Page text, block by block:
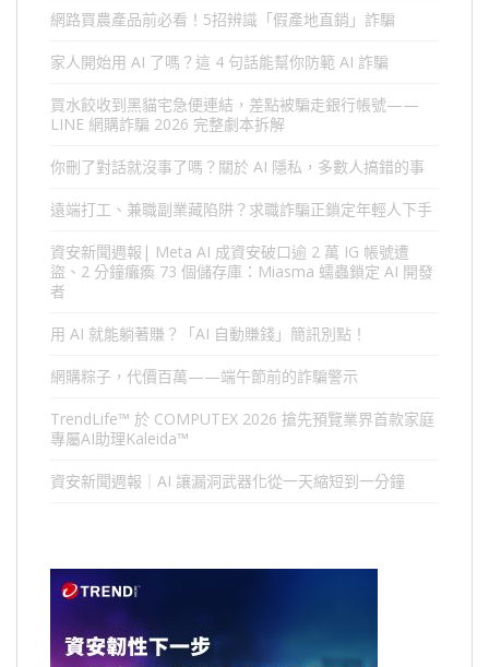
網路買農產品前必看！5招辨識「假產地直銷」詐騙
家人開始用 AI 了嗎？這 4 句話能幫你防範 AI 詐騙
買水餃收到黑貓宅急便連結，差點被騙走銀行帳號——
LINE 網購詐騙 2026 完整劇本拆解
你刪了對話就沒事了嗎？關於 AI 隱私，多數人搞錯的事
遠端打工、兼職副業藏陷阱？求職詐騙正鎖定年輕人下手
資安新聞週報| Meta AI 成資安破口逾 2 萬 IG 帳號遭
盜、2 分鐘癱瘓 73 個儲存庫：Miasma 蠕蟲鎖定 AI 開發
者
用 AI 就能躺著賺？「AI 自動賺錢」簡訊別點！
網購粽子，代價百萬——端午節前的詐騙警示
TrendLife™ 於 COMPUTEX 2026 搶先預覽業界首款家庭
專屬AI助理Kaleida™
資安新聞週報｜AI 讓漏洞武器化從一天縮短到一分鐘